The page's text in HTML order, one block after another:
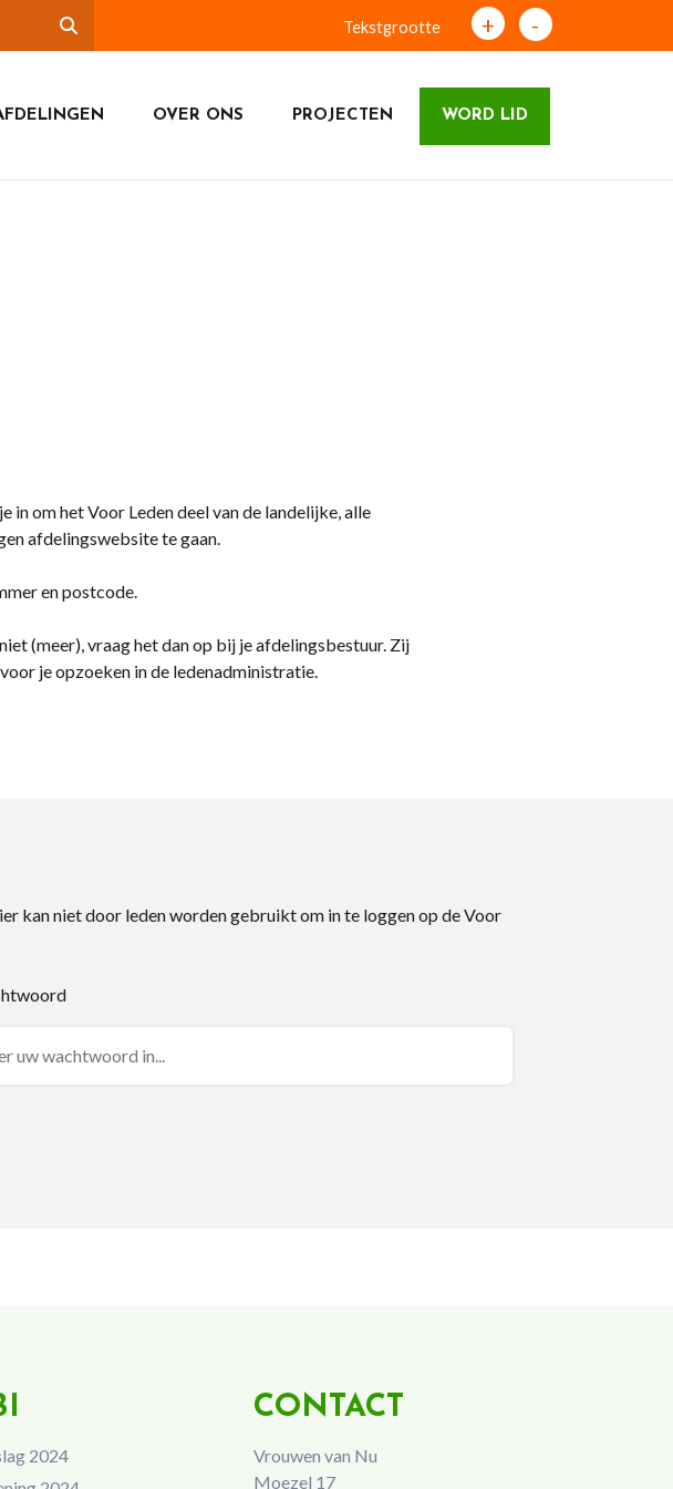
Tekstgrootte + -
OVER ONS PROJECTEN WORD LID
in om het Voor Leden deel van de landelijke, alle
afdelingswebsite te gaan.
en postcode.
(meer), vraag het dan op bij je afdelingsbestuur. Zij
je opzoeken in de ledenadministratie.
kan niet door leden worden gebruikt om in te loggen op de Voor
2024
CONTACT
Vrouwen van Nu
Moezel 17